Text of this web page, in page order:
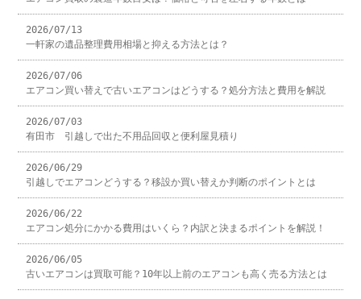
2026/07/13
一軒家の遺品整理費用相場と抑える方法とは？
2026/07/06
エアコン買い替えで古いエアコンはどうする？処分方法と費用を解説
2026/07/03
有田市 引越しで出た不用品回収と便利屋見積り
2026/06/29
引越しでエアコンどうする？移設か買い替えか判断のポイントとは
2026/06/22
エアコン処分にかかる費用はいくら？内訳と決まるポイントを解説！
2026/06/05
古いエアコンは買取可能？10年以上前のエアコンも高く売る方法とは